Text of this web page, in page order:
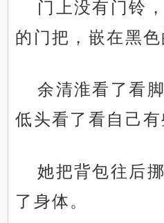
门上没有门铃
的门把，嵌在黑色
余清淮看了看
低头看了看自己有
她把背包往后
了身体。